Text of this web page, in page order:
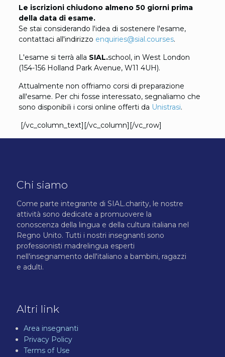
Le iscrizioni chiudono almeno 50 giorni prima
della data di esame.
Se stai considerando l'idea di sostenere l'esame,
contattaci all'indirizzo enquiries@sial.courses.
L'esame si terrà alla SIAL.school, in West London
(154-156 Holland Park Avenue, W11 4UH).
Attualmente non offriamo corsi di preparazione
all'esame. Per chi fosse interessato, segnaliamo che
sono disponibili i corsi online offerti da Unistrasi.
[/vc_column_text][/vc_column][/vc_row]
Chi siamo
Come parte integrante di SIAL.charity, le nostre
attività sono dedicate a promuovere la
conoscenza della lingua e della cultura italiana nel
Regno Unito. Tutti i nostri insegnanti sono
professionisti madrelingua esperti
nell'insegnamento dell'italiano a bambini, ragazzi
e adulti.
Altri link
Area insegnanti
Privacy Policy
Terms of Use